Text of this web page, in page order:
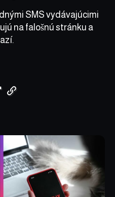
SMS vydávajúcimi
na falošnú stránku a